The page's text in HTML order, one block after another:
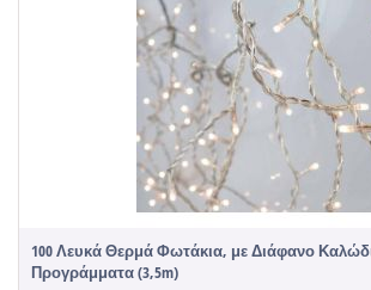
100 Λευκά Θερμά Φωτάκια, με Διάφανο
Προγράμματα (3,5m)